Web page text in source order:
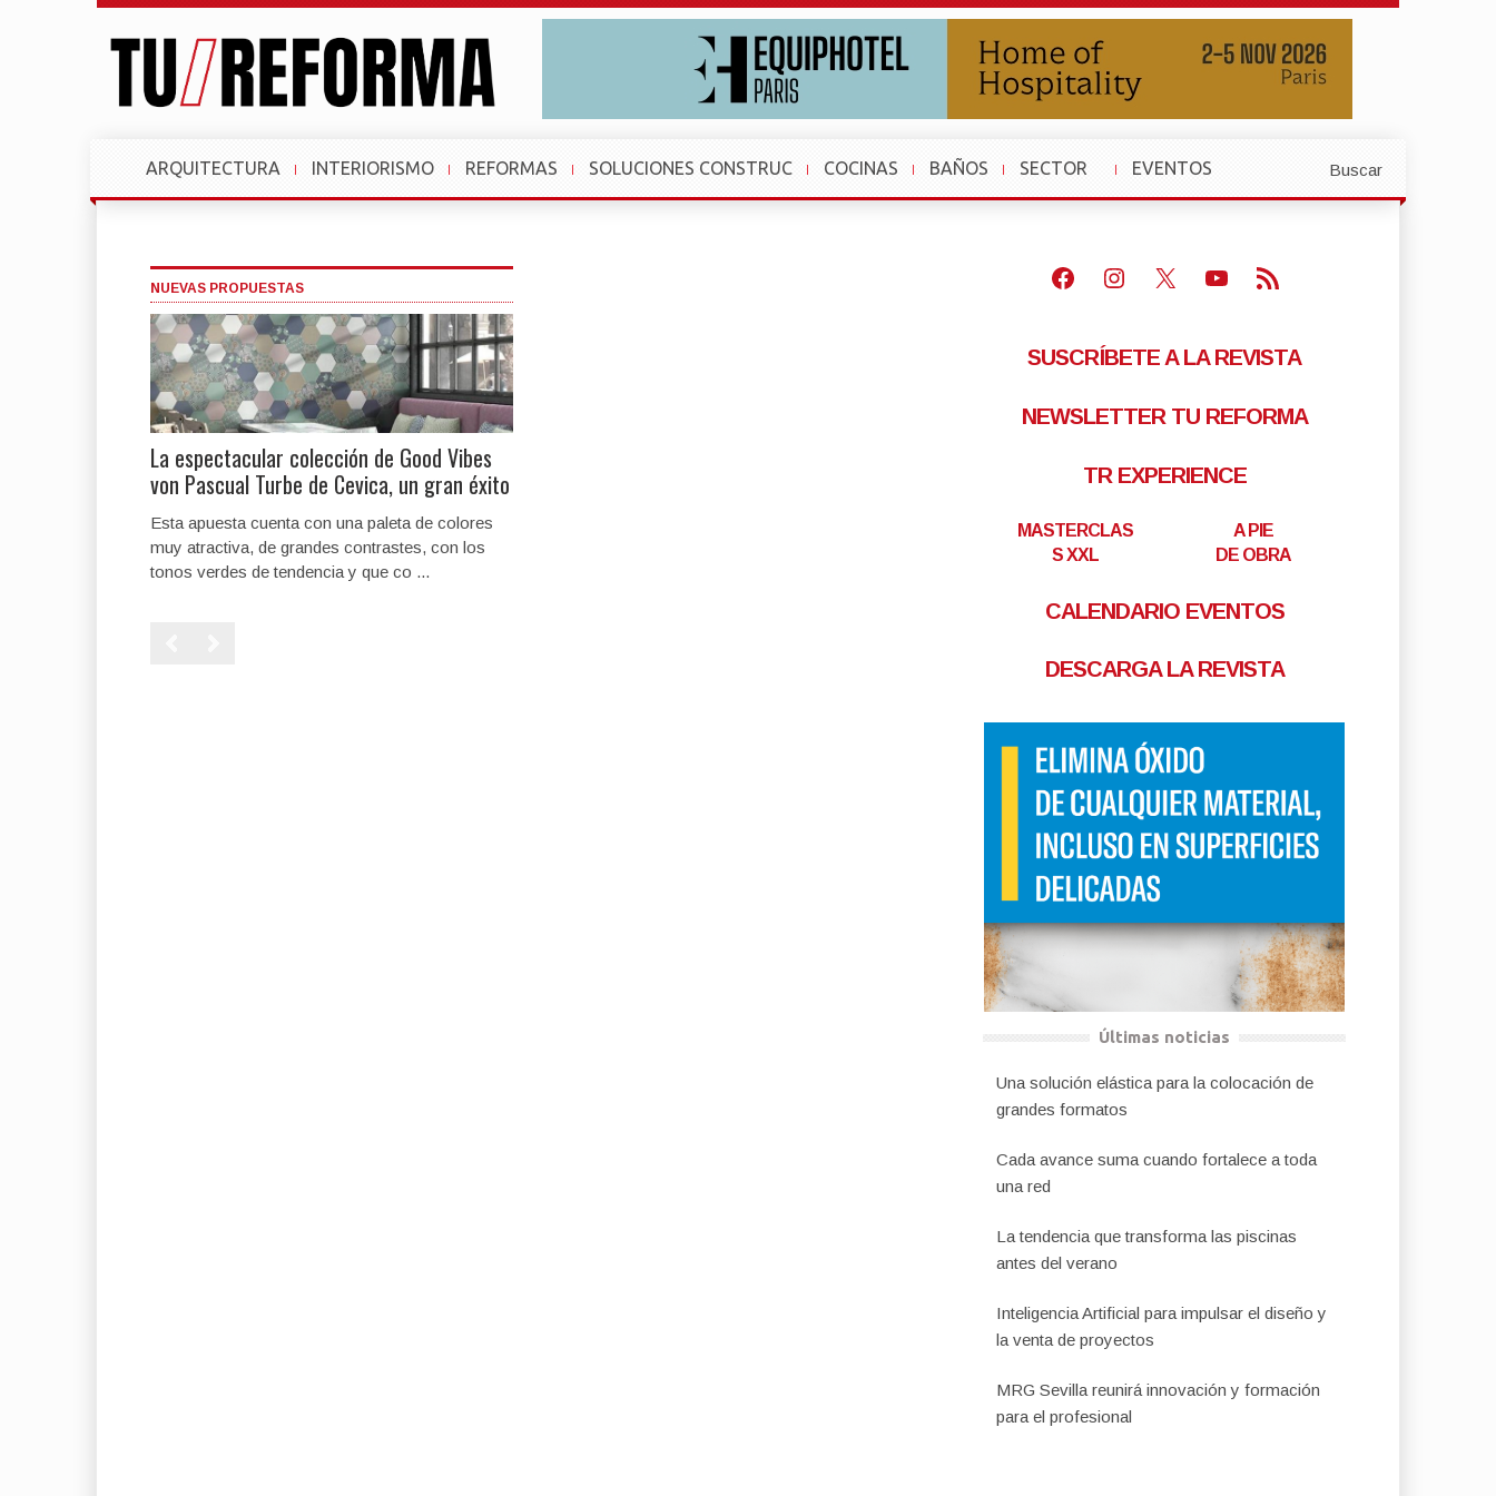
ARQUITECTURA INTERIORISMO REFORMAS SOLUCIONES CONSTRUC COCINAS BAÑOS
SECTOR
»
EVENTOS
»
Buscar
NUEVAS PROPUESTAS
La espectacular colección de Good Vibes
von Pascual Turbe de Cevica, un gran éxito
Esta apuesta cuenta con una paleta de colores
muy atractiva, de grandes contrastes, con los
tonos verdes de tendencia y que co ...
Facebook
Instagram
X Youtube
Feed RSS
SUSCRÍBETE A LA REVISTA
NEWSLETTER TU REFORMA
TR EXPERIENCE
MASTERCLAS
S XXL
A PIE
DE OBRA
CALENDARIO EVENTOS
DESCARGA LA REVISTA
Últimas noticias
Una solución elástica para la colocación de
grandes formatos
Cada avance suma cuando fortalece a toda
una red
La tendencia que transforma las piscinas
antes del verano
Inteligencia Artificial para impulsar el diseño y
la venta de proyectos
MRG Sevilla reunirá innovación y formación
para el profesional